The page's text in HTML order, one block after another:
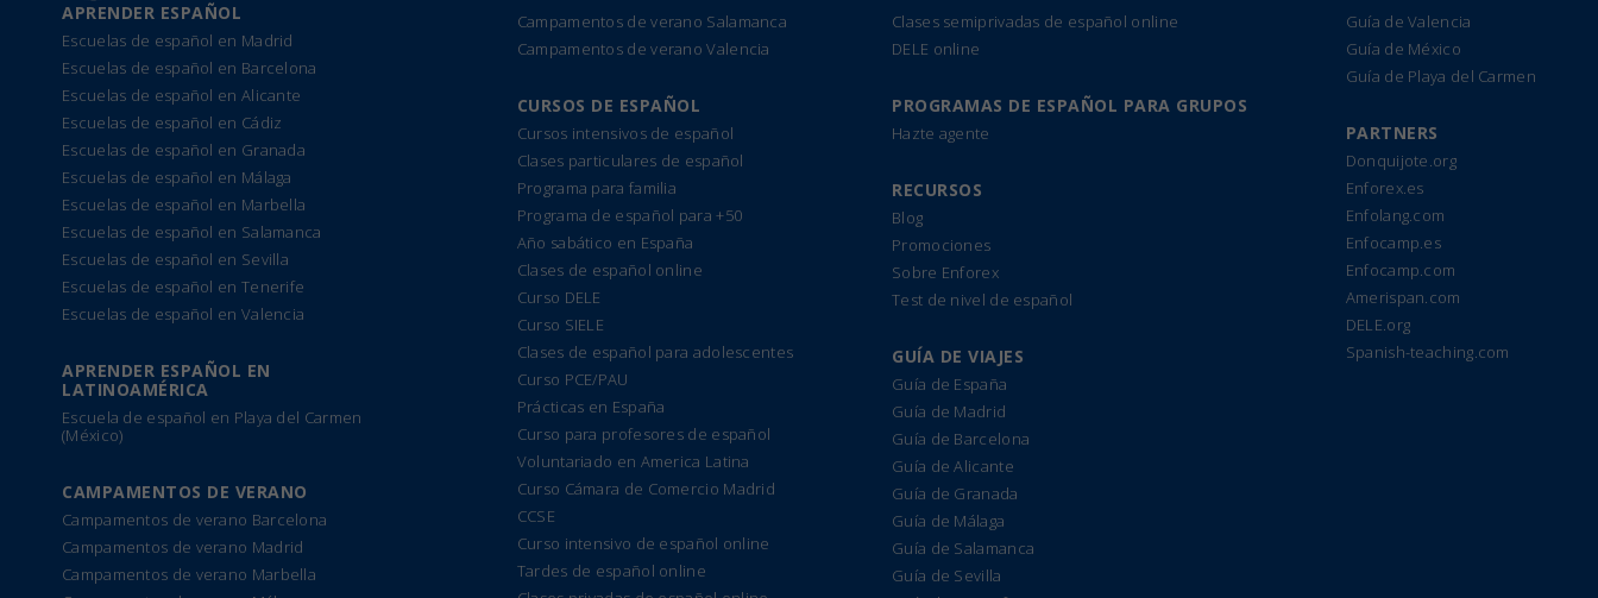
APRENDER ESPAÑOL
Escuelas de español en Madrid
Escuelas de español en Barcelona
Escuelas de español en Alicante
Escuelas de español en Cádiz
Escuelas de español en Granada
Escuelas de español en Málaga
Escuelas de español en Marbella
Escuelas de español en Salamanca
Escuelas de español en Sevilla
Escuelas de español en Tenerife
Escuelas de español en Valencia
APRENDER ESPAÑOL EN
LATINOAMÉRICA
Escuela de español en Playa del Carmen
(México)
CAMPAMENTOS DE VERANO
Campamentos de verano Barcelona
Campamentos de verano Madrid
Campamentos de verano Marbella
Campamentos de verano Salamanca
Campamentos de verano Valencia
CURSOS DE ESPAÑOL
Cursos intensivos de español
Clases particulares de español
Programa para familia
Programa de español para +50
Año sabático en España
Clases de español online
Curso DELE
Curso SIELE
Clases de español para adolescentes
Curso PCE/PAU
Prácticas en España
Curso para profesores de español
Voluntariado en America Latina
Curso Cámara de Comercio Madrid
CCSE
Curso intensivo de español online
Tardes de español online
Clases semiprivadas de español online
DELE online
PROGRAMAS DE ESPAÑOL PARA GRUPOS
Hazte agente
RECURSOS
Blog
Promociones
Sobre Enforex
Test de nivel de español
GUÍA DE VIAJES
Guía de España
Guía de Madrid
Guía de Barcelona
Guía de Alicante
Guía de Granada
Guía de Málaga
Guía de Salamanca
Guía de Sevilla
Guía de Valencia
Guía de México
Guía de Playa del Carmen
PARTNERS
Donquijote.org
Enforex.es
Enfolang.com
Enfocamp.es
Enfocamp.com
Amerispan.com
DELE.org
Spanish-teaching.com